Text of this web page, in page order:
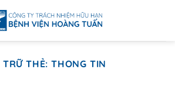
TRỮ THẺ:THONG TIN